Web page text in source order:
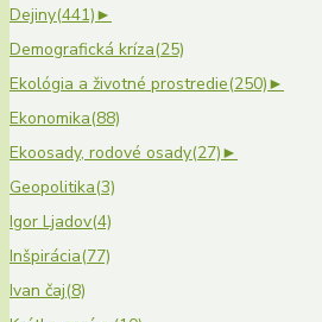
Dejiny(441)►
Demografická kríza(25)
Ekológia a životné prostredie(250)►
Ekonomika(88)
Ekoosady, rodové osady(27)►
Geopolitika(3)
Igor Ljadov(4)
Inšpirácia(77)
Ivan čaj(8)